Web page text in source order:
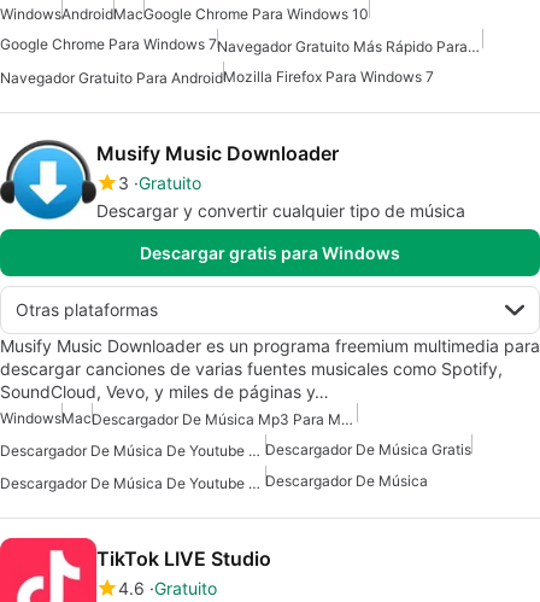
WindowsAndroidMacGoogle Chrome Para Windows 10
Google Chrome Para Windows 7
Navegador Gratuito Más Rápido Para Android
Navegador Gratuito Para AndroidMozilla Firefox Para Windows 7
Musify Music Downloader
3 Gratuito
Descargar y convertir cualquier tipo de música
Descargar gratis para Windows
Otras plataformas
Musify Music Downloader es un programa freemium multimedia para
descargar canciones de varias fuentes musicales como Spotify,
SoundCloud, Vevo, y miles de páginas y…
WindowsMac
Descargador De Música Mp3 Para Mac
Descargador De Música De Youtube Gratuito Para Mac Descargador De Música Gratis
Descargador De Música De Youtube Para Mac Descargador De Música
TikTok LIVE Studio
4.6 Gratuito